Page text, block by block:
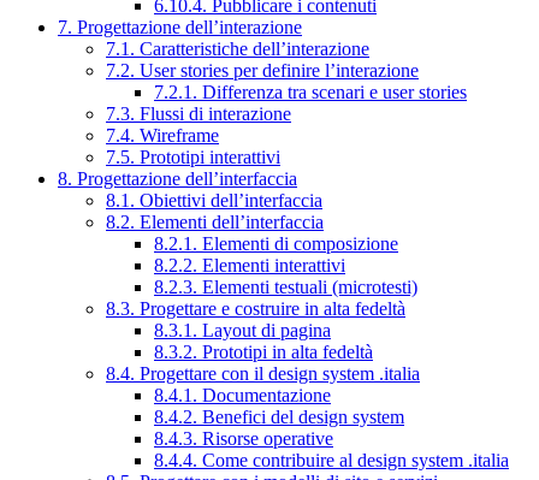
6.10.4. Pubblicare i contenuti
7. Progettazione dell’interazione
7.1. Caratteristiche dell’interazione
7.2. User stories per definire l’interazione
7.2.1. Differenza tra scenari e user stories
7.3. Flussi di interazione
7.4. Wireframe
7.5. Prototipi interattivi
8. Progettazione dell’interfaccia
8.1. Obiettivi dell’interfaccia
8.2. Elementi dell’interfaccia
8.2.1. Elementi di composizione
8.2.2. Elementi interattivi
8.2.3. Elementi testuali (microtesti)
8.3. Progettare e costruire in alta fedeltà
8.3.1. Layout di pagina
8.3.2. Prototipi in alta fedeltà
8.4. Progettare con il design system .italia
8.4.1. Documentazione
8.4.2. Benefici del design system
8.4.3. Risorse operative
8.4.4. Come contribuire al design system .italia